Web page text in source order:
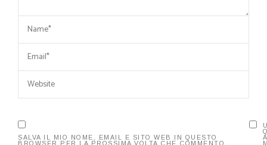
SALVA IL MIO NOME, EMAIL E SITO WEB IN QUESTO
BROWSER PER LA PROSSIMA VOLTA CHE COMMENTO.